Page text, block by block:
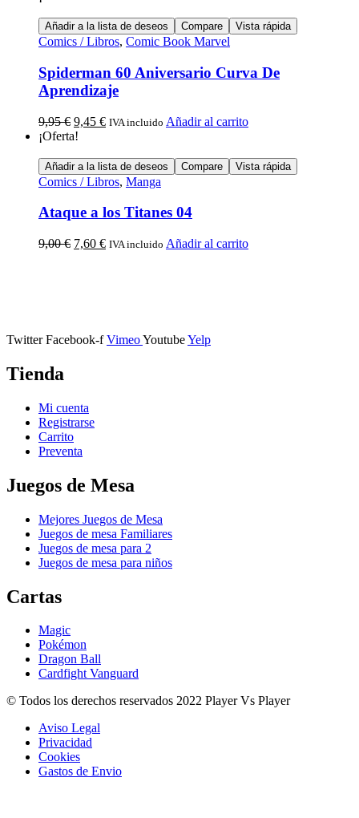
Añadir a la lista de deseos Compare Vista rápida
Comics / Libros, Comic Book Marvel
Spiderman 60 Aniversario Curva De
Aprendizaje
9,95€ 9,45 € IVA incluido Añadir al carrito
¡Oferta!
Añadir a la lista de deseos Compare Vista rápida
Comics / Libros, Manga
Ataque a los Titanes 04
9,00€ 7,60 € IVA incluido Añadir al carrito
Twitter Facebook-f VimeoYoutubeYelp
Tienda
Mi cuenta
Registrarse
Carrito
Preventa
Juegos de Mesa
Mejores Juegos de Mesa
Juegos de mesa Familiares
Juegos de mesa para 2
Juegos de mesa para niños
Cartas
Magic
Pokémon
Dragon Ball
Cardfight Vanguard
© Todos los derechos reservados 2022 Player Vs Player
Aviso Legal
Privacidad
Cookies
Gastos de Envio